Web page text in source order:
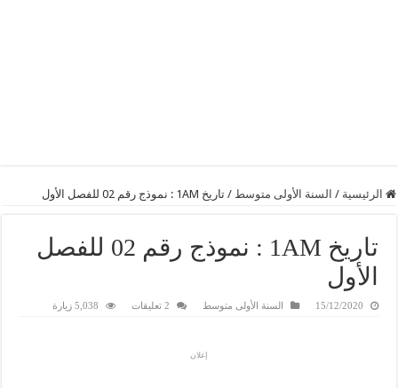
الرئيسية / السنة الأولى متوسط / تاريخ 1AM : نموذج رقم 02 للفصل الأول
تاريخ 1AM : نموذج رقم 02 للفصل
الأول
15/12/2020 السنة الأولى متوسط 2 تعليقات 5,038 زيارة
إعلان